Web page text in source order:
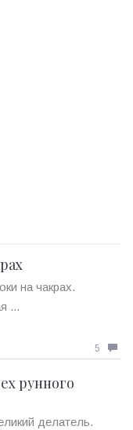
на чакрах.
...
5
рунного
делатель.